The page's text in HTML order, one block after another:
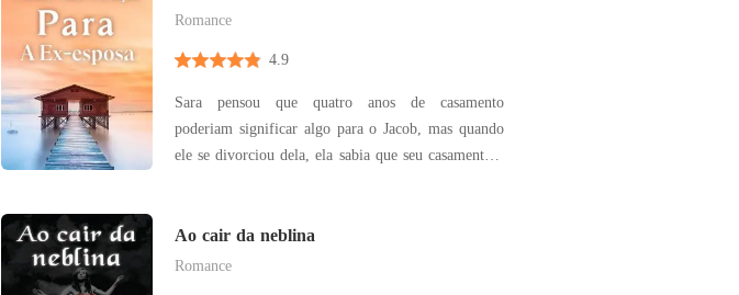
pétalas, m
Romance
4.9
Sara pensou que quatro anos de casamento
poderiam significar algo para o Jacob, mas quando
ele se divorciou dela, ela sabia que seu casamento e
acabado. No entanto, não esperava que ele não
estivesse apenas di
Ao cair da neblina
Romance